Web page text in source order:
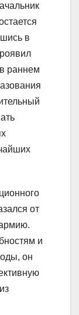
в
раннем
от
и
он